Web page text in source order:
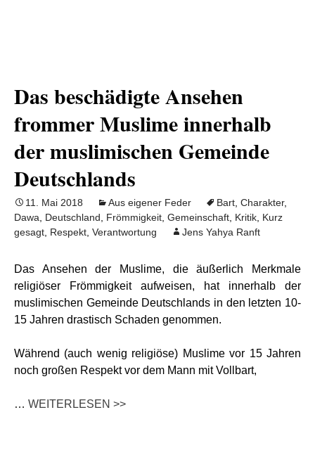
Das beschädigte Ansehen
frommer Muslime innerhalb
der muslimischen Gemeinde
Deutschlands
11. Mai 2018 Aus eigener Feder Bart Charakter,
Dawa
Deutschland Frömmigkeit Gemeinschaft Kritik Kurz
gesagt Respekt Verantwortung Jens Yahya Ranft
Das Ansehen der Muslime, die äußerlich Merkmale
religiöser Frömmigkeit aufweisen, hat innerhalb der
muslimischen Gemeinde Deutschlands in den letzten 10-
15 Jahren drastisch Schaden genommen.
Während (auch wenig religiöse) Muslime vor 15 Jahren
noch großen Respekt vor dem Mann mit Vollbart,
… WEITERLESEN >>